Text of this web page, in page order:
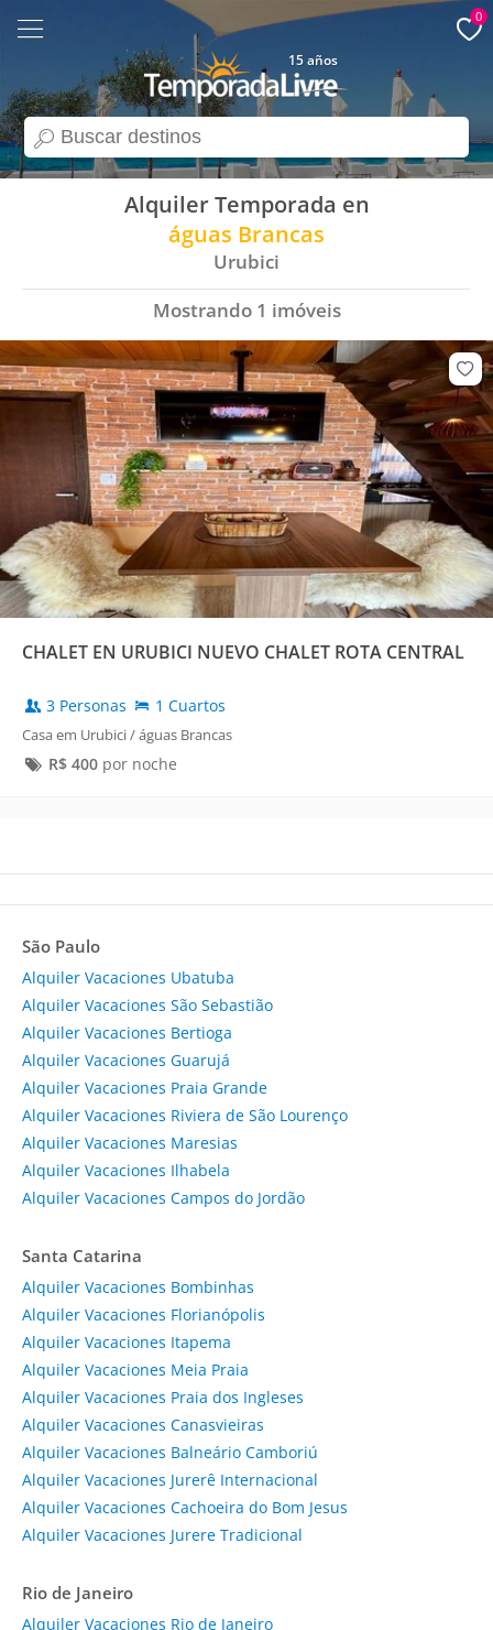
search
15 años
0
Alquiler Temporada en
águas Brancas
Urubici
Mostrando 1 imóveis
CHALET EN URUBICI NUEVO CHALET ROTA CENTRAL
3 Personas 1 Cuartos
Casa em Urubici / águas Brancas
R$ 400por noche
São Paulo
Alquiler Vacaciones Ubatuba
Alquiler Vacaciones São Sebastião
Alquiler Vacaciones Bertioga
Alquiler Vacaciones Guarujá
Alquiler Vacaciones Praia Grande
Alquiler Vacaciones Riviera de São Lourenço
Alquiler Vacaciones Maresias
Alquiler Vacaciones Ilhabela
Alquiler Vacaciones Campos do Jordão
Santa Catarina
Alquiler Vacaciones Bombinhas
Alquiler Vacaciones Florianópolis
Alquiler Vacaciones Itapema
Alquiler Vacaciones Meia Praia
Alquiler Vacaciones Praia dos Ingleses
Alquiler Vacaciones Canasvieiras
Alquiler Vacaciones Balneário Camboriú
Alquiler Vacaciones Jurerê Internacional
Alquiler Vacaciones Cachoeira do Bom Jesus
Alquiler Vacaciones Jurere Tradicional
Rio de Janeiro
Alquiler Vacaciones Rio de Janeiro